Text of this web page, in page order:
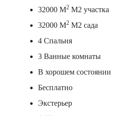
32000 M2 М2 участка
32000 M2 М2 сада
4 Спальня
3 Ванные комнаты
В хорошем состоянии
Бесплатно
Экстерьер